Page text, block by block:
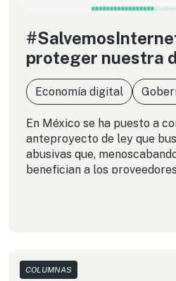
proteger nuestra
Economía digital
En México se ha puesto a
anteproyecto de ley que
abusivas que,
benefician a los
la posibilidad a que el
COLUMNAS